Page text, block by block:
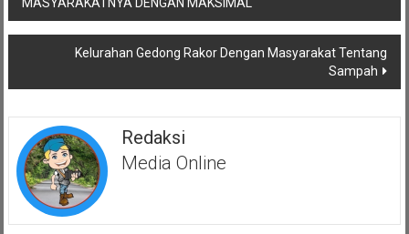
Kelurahan Gedong Rakor Dengan Masyarakat Tentang
Sampah
Redaksi
Media Online